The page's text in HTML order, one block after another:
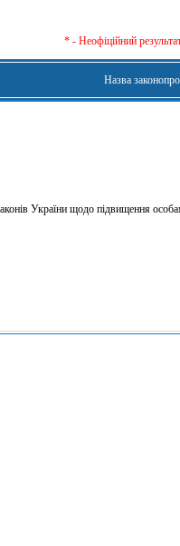
* - Неофіційний
Назва
України щодо підвищення